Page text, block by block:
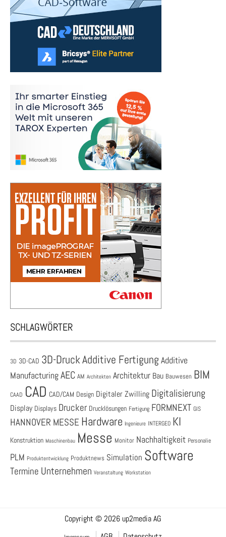
SCHLAGWÖRTER
3D 3D-CAD 3D-DruckAdditive Fertigung Additive
ManufacturingAEC AM Architekten Architektur Bau Bauwesen BIM
CAAD CAD CAD/CAM Design Digitaler Zwilling Digitalisierung
Display Displays Drucker Drucklösungen Fertigung FORMNEXT GIS
HANNOVER MESSE Hardware Ingenieure INTERGEO KI
Konstruktion Maschinenbau Messe Monitor Nachhaltigkeit Personalie
PLM Produktentwicklung Produktnews Simulation Software
Termine Unternehmen Veranstaltung Workstation
Copyright © 2026 up2media AG